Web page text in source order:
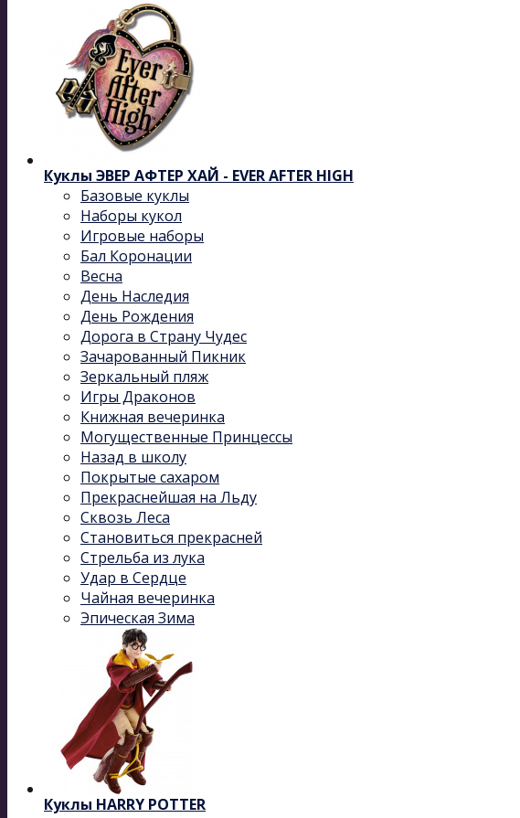
Куклы ЭВЕР АФТЕР ХАЙ - EVER AFTER HIGH
Базовые куклы
Наборы кукол
Игровые наборы
Бал Коронации
Весна
День Наследия
День Рождения
Дорога в Страну Чудес
Зачарованный Пикник
Зеркальный пляж
Игры Драконов
Книжная вечеринка
Могущественные Принцессы
Назад в школу
Покрытые сахаром
Прекраснейшая на Льду
Сквозь Леса
Становиться прекрасней
Стрельба из лука
Удар в Сердце
Чайная вечеринка
Эпическая Зима
Куклы HARRY POTTER